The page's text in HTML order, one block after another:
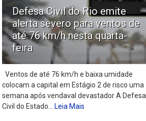
Defesa Civil do Rio emite
alerta severo para ventos de
até 76 km/h nesta quarta-
feira
Ventos de até 76 km/h e baixa umidade
colocam a capital em Estágio 2 de risco uma
semana após vendaval devastador A Defesa
Civil do Estado...Leia Mais